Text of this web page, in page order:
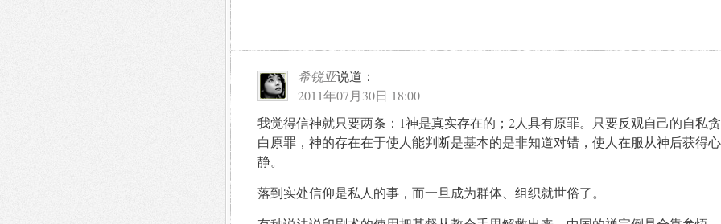
希锐亚说道：
2011年07月30日 18:00
我觉得信神就只要两条：1神是真实存在的；2人具有原罪。只要反观自己的自私
白原罪，神的存在在于使人能判断是基本的是非知道对错，使人在服从神后获得
静。
落到实处信仰是私人的事，而一旦成为群体、组织就世俗了。